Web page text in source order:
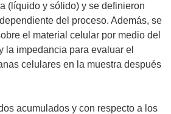
(líquido y sólido) y se definieron
del proceso. Además, se
el material celular por medio del
la impedancia para evaluar el
celulares en la muestra después
acumulados y con respecto a los